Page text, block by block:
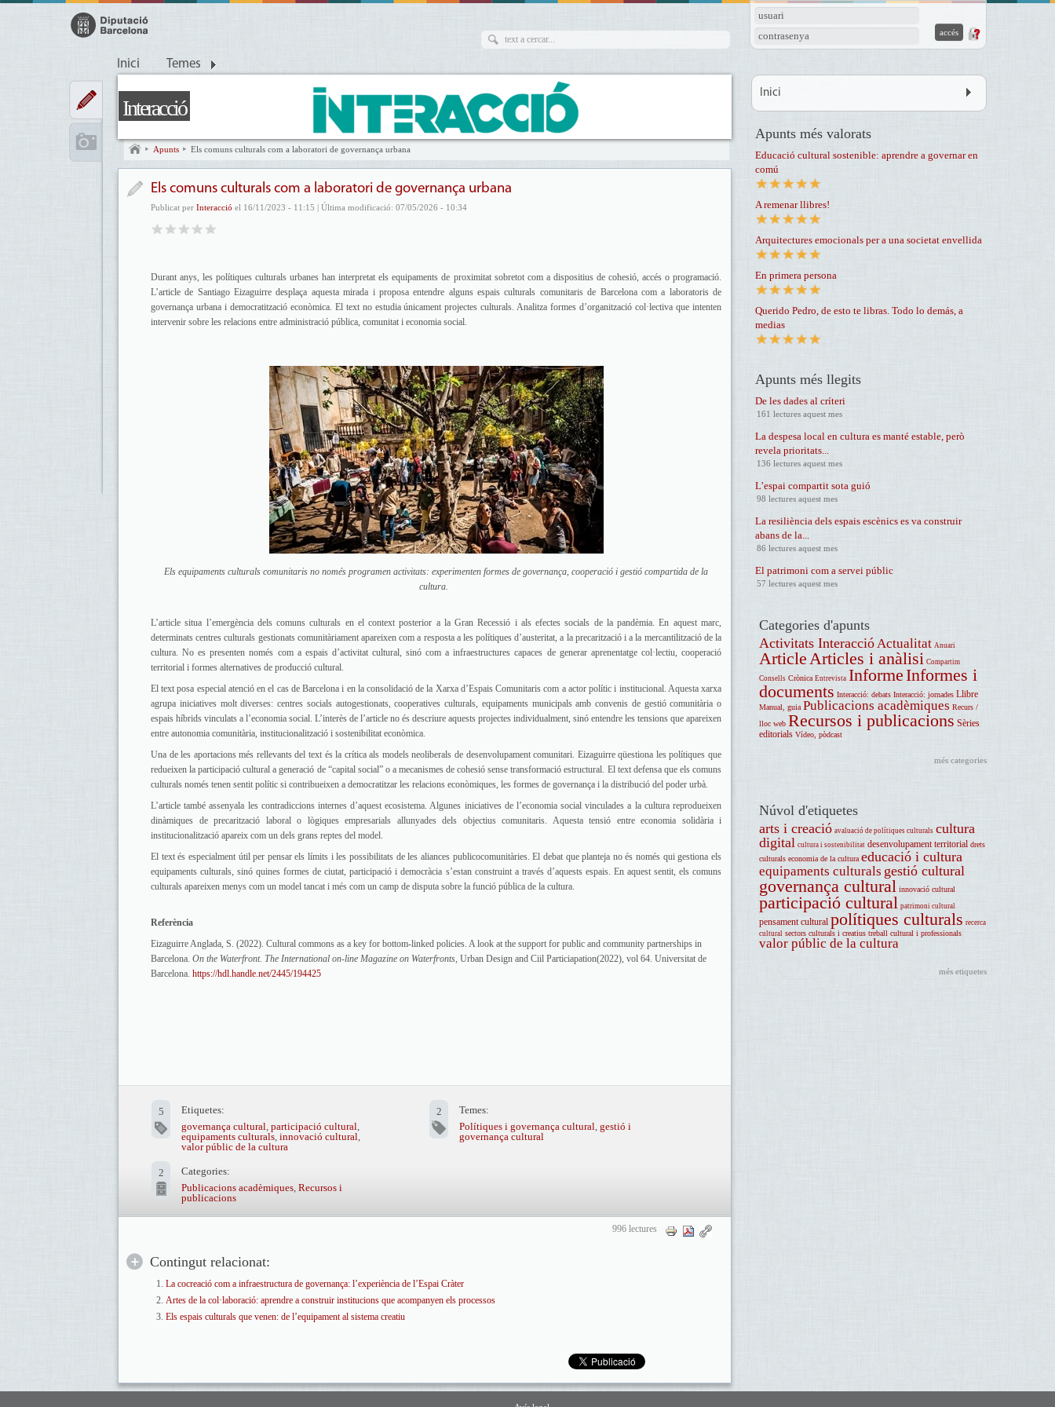
usuari
contrasenya
Inici Temes
Interacció
Apunts Els comuns culturals com a laboratori de governança urbana
Els comuns culturals com a laboratori de governança urbana
Publicat per Interacció el 16/11/2023 - 11:15 | Última modificació: 07/05/2026 - 10:34
Durant anys, les polítiques culturals urbanes han interpretat els equipaments de proximitat sobretot com a dispositius de cohesió, accés o programació.
L’article de Santiago Eizaguirre desplaça aquesta mirada i proposa entendre alguns espais culturals comunitaris de Barcelona com a laboratoris de
governança urbana i democratització econòmica. El text no estudia únicament projectes culturals. Analitza formes d’organització col·lectiva que intenten
intervenir sobre les relacions entre administració pública, comunitat i economia social.
Els equipaments culturals comunitaris no només programen activitats: experimenten formes de governança, cooperació i gestió compartida de la
cultura.
L’article situa l’emergència dels comuns culturals en el context posterior a la Gran Recessió i als efectes socials de la pandèmia. En aquest marc,
determinats centres culturals gestionats comunitàriament apareixen com a resposta a les polítiques d’austeritat, a la precarització i a la mercantilització de la
cultura. No es presenten només com a espais d’activitat cultural, sinó com a infraestructures capaces de generar aprenentatge col·lectiu, cooperació
territorial i formes alternatives de producció cultural.
El text posa especial atenció en el cas de Barcelona i en la consolidació de la Xarxa d’Espais Comunitaris com a actor polític i institucional. Aquesta xarxa
agrupa iniciatives molt diverses: centres socials autogestionats, cooperatives culturals, equipaments municipals amb convenis de gestió comunitària o
espais híbrids vinculats a l’economia social. L’interès de l’article no és descriure aquests projectes individualment, sinó entendre les tensions que apareixen
entre autonomia comunitària, institucionalització i sostenibilitat econòmica.
Una de les aportacions més rellevants del text és la crítica als models neoliberals de desenvolupament comunitari. Eizaguirre qüestiona les polítiques que
redueixen la participació cultural a generació de “capital social” o a mecanismes de cohesió sense transformació estructural. El text defensa que els comuns
culturals només tenen sentit polític si contribueixen a democratitzar les relacions econòmiques, les formes de governança i la distribució del poder urbà.
L’article també assenyala les contradiccions internes d’aquest ecosistema. Algunes iniciatives de l’economia social vinculades a la cultura reprodueixen
dinàmiques de precarització laboral o lògiques empresarials allunyades dels objectius comunitaris. Aquesta tensió entre economia solidària i
institucionalització apareix com un dels grans reptes del model.
El text és especialment útil per pensar els límits i les possibilitats de les aliances publicocomunitàries. El debat que planteja no és només qui gestiona els
equipaments culturals, sinó quines formes de ciutat, participació i democràcia s’estan construint a través d’aquests espais. En aquest sentit, els comuns
culturals apareixen menys com un model tancat i més com un camp de disputa sobre la funció pública de la cultura.
Referència
Eizaguirre Anglada, S. (2022). Cultural commons as a key for bottom-linked policies. A look at the support for public and community partnerships in
Barcelona. On the Waterfront. The International on-line Magazine on Waterfronts, Urban Design and Ciil Particiapation(2022), vol 64. Universitat de
Barcelona. https://hdl.handle.net/2445/194425
5
Etiquetes:
governança cultural, participació cultural,
equipaments culturals, innovació cultural,
valor públic de la cultura
2
Temes:
Polítiques i governança cultural, gestió i
governança cultural
2
Categories:
Publicacions acadèmiques, Recursos i
publicacions
996 lectures
Contingut relacionat:
La cocreació com a infraestructura de governança: l’experiència de l’Espai Cràter
Artes de la col·laboració: aprendre a construir institucions que acompanyen els processos
Els espais culturals que venen: de l’equipament al sistema creatiu
Inici
Apunts més valorats
Educació cultural sostenible: aprendre a governar en
comú
A remenar llibres!
Arquitectures emocionals per a una societat envellida
En primera persona
Querido Pedro, de esto te libras. Todo lo demás, a
medias
Apunts més llegits
De les dades al críteri
161 lectures aquest mes
La despesa local en cultura es manté estable, però
revela prioritats...
136 lectures aquest mes
L’espai compartit sota guió
98 lectures aquest mes
La resiliència dels espais escènics es va construir
abans de la...
86 lectures aquest mes
El patrimoni com a servei públic
57 lectures aquest mes
Categories d'apunts
Activitats InteraccióActualitat Anuari
ArticleArticles i anàlisi Compartim
Consells Crònica Entrevista InformeInformes i
documents Interacció: debats Interacció: jornades Llibre
Manual, guia Publicacions acadèmiques Recurs /
lloc web Recursos i publicacions Sèries
editorials Vídeo, pòdcast
més categories
Núvol d'etiquetes
arts i creació avaluació de polítiques culturals cultura
digital cultura i sostenibilitat desenvolupament territorial drets
culturals economia de la cultura educació i cultura
equipaments culturals gestió cultural
governança cultural innovació cultural
participació cultural patrimoni cultural
pensament cultural polítiques culturals recerca
cultural sectors culturals i creatius treball cultural i professionals
valor públic de la cultura
més etiquetes